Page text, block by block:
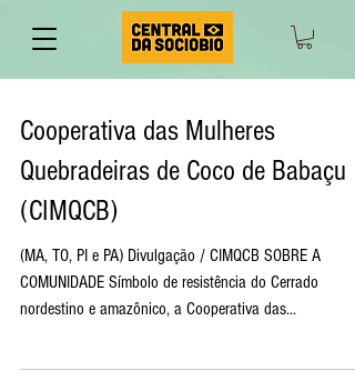
Cooperativa das Mulheres
Quebradeiras de Coco de Babaçu
(CIMQCB)
(MA, TO, PI e PA) Divulgação / CIMQCB SOBRE A
COMUNIDADE Símbolo de resistência do Cerrado
nordestino e amazônico, a Cooperativa das...